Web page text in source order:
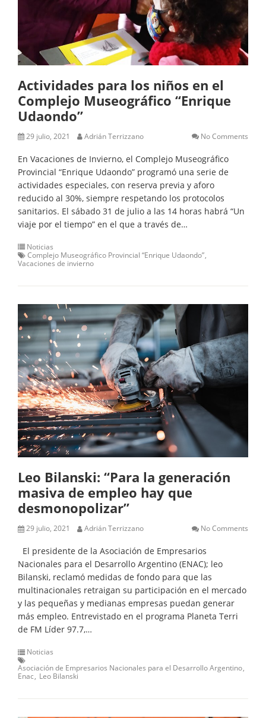
Actividades para los niños en el
Complejo Museográfico “Enrique
Udaondo”
29 julio, 2021 Adrián Terrizzano No Comments
En Vacaciones de Invierno, el Complejo Museográfico
Provincial “Enrique Udaondo” programó una serie de
actividades especiales, con reserva previa y aforo
reducido al 30%, siempre respetando los protocolos
sanitarios. El sábado 31 de julio a las 14 horas habrá “Un
viaje por el tiempo” en el que a través de…
Noticias
Complejo Museográfico Provincial “Enrique Udaondo”
Vacaciones de invierno
Leo Bilanski: “Para la generación
masiva de empleo hay que
desmonopolizar”
29 julio, 2021 Adrián Terrizzano No Comments
El presidente de la Asociación de Empresarios
Nacionales para el Desarrollo Argentino (ENAC); leo
Bilanski, reclamó medidas de fondo para que las
multinacionales retraigan su participación en el mercado
y las pequeñas y medianas empresas puedan generar
más empleo. Entrevistado en el programa Planeta Terri
de FM Líder 97.7,…
Noticias
Asociación de Empresarios Nacionales para el Desarrollo Argentino
Enac
Leo Bilanski